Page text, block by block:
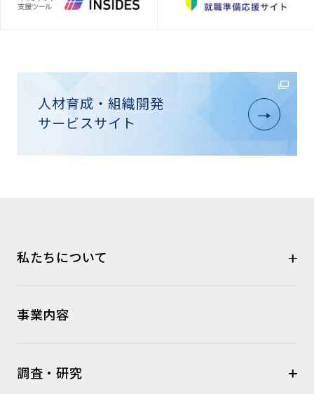
人材育成・組織開発
サービスサイト
私たちについて
事業内容
調査・研究